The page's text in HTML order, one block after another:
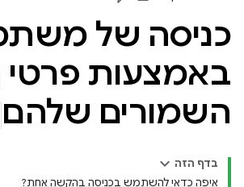
כניסה של
באמצעות פרטי
השמורים שלהם
בדף הזה
איפה כדאי להשתמש בכניסה בהקשה אחת?